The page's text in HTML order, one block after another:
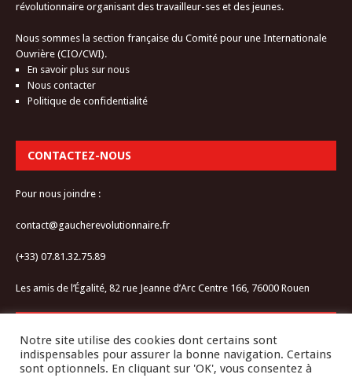
révolutionnaire organisant des travailleur-ses et des jeunes.
Nous sommes la section française du Comité pour une Internationale
Ouvrière (CIO/CWI).
En savoir plus sur nous
Nous contacter
Politique de confidentialité
CONTACTEZ-NOUS
Pour nous joindre :
contact@gaucherevolutionnaire.fr
(+33) 07.81.32.75.89
Les amis de l’Égalité, 82 rue Jeanne d’Arc Centre 166, 76000 Rouen
Notre site utilise des cookies dont certains sont
indispensables pour assurer la bonne navigation. Certains
sont optionnels. En cliquant sur 'OK', vous consentez à